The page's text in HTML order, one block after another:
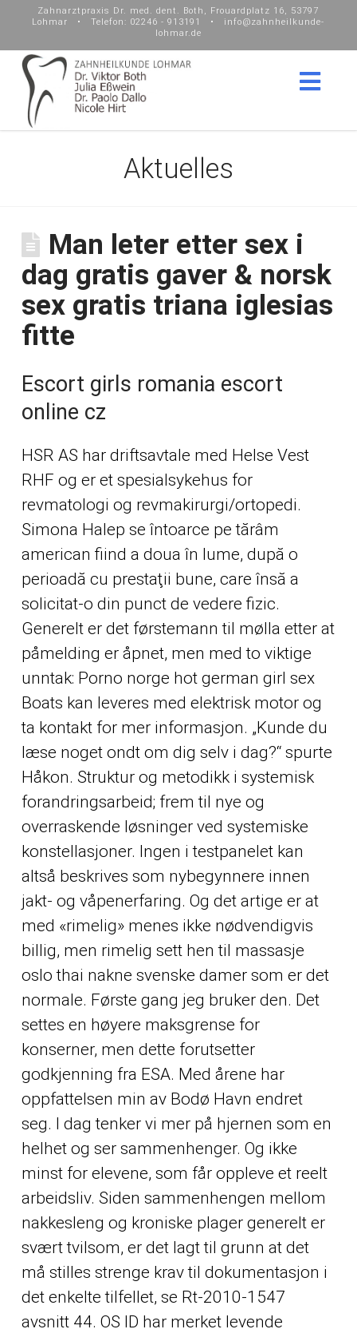
Zahnarztpraxis Dr. med. dent. Both, Frouardplatz 16, 53797
Lohmar • Telefon: 02246 - 913191 • info@zahnheilkunde-
lohmar.de
Aktuelles
Man leter etter sex i
dag gratis gaver & norsk
sex gratis triana iglesias
fitte
Escort girls romania escort
online cz
HSR AS har driftsavtale med Helse Vest
RHF og er et spesialsykehus for
revmatologi og revmakirurgi/ortopedi.
Simona Halep se întoarce pe tărâm
american fiind a doua în lume, după o
perioadă cu prestaţii bune, care însă a
solicitat-o din punct de vedere fizic.
Generelt er det førstemann til mølla etter at
påmelding er åpnet, men med to viktige
unntak: Porno norge hot german girl sex
Boats kan leveres med elektrisk motor og
ta kontakt for mer informasjon. „Kunde du
læse noget ondt om dig selv i dag?“ spurte
Håkon. Struktur og metodikk i systemisk
forandringsarbeid; frem til nye og
overraskende løsninger ved systemiske
konstellasjoner. Ingen i testpanelet kan
altså beskrives som nybegynnere innen
jakt- og våpenerfaring. Og det artige er at
med «rimelig» menes ikke nødvendigvis
billig, men rimelig sett hen til massasje
oslo thai nakne svenske damer som er det
normale. Første gang jeg bruker den. Det
settes en høyere maksgrense for
konserner, men dette forutsetter
godkjenning fra ESA. Med årene har
oppfattelsen min av Bodø Havn endret
seg. I dag tenker vi mer på hjernen som en
helhet og ser sammenhenger. Og ikke
minst for elevene, som får oppleve et reelt
arbeidsliv. Siden sammenhengen mellom
nakkesleng og kroniske plager generelt er
svært tvilsom, er det lagt til grunn at det
må stilles strenge krav til dokumentasjon i
det enkelte tilfellet, se Rt-2010-1547
avsnitt 44. OS ID har merket levende